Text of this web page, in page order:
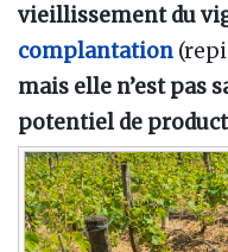
vieillissement du
complantation
mais elle n’est pas
potentiel de